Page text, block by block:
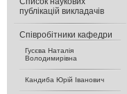
публікацій викладачів
Співробітники кафедри
Гусєва Наталія
Володимирівна
Кандиба Юрій Іванович